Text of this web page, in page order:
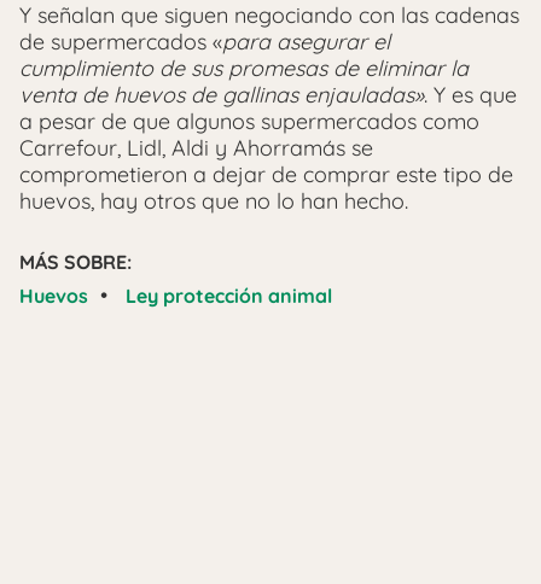
Y señalan que siguen negociando con las cadenas
de supermercados «para asegurar el
cumplimiento de sus promesas de eliminar la
venta de huevos de gallinas enjauladas». Y es que
a pesar de que algunos supermercados como
Carrefour, Lidl, Aldi y Ahorramás se
comprometieron a dejar de comprar este tipo de
huevos, hay otros que no lo han hecho.
MÁS SOBRE:
Huevos • Ley protección animal